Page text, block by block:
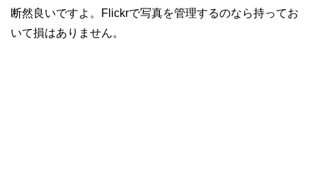
断然良いですよ。Flickrで写真を管理するのなら持ってお
いて損はありません。